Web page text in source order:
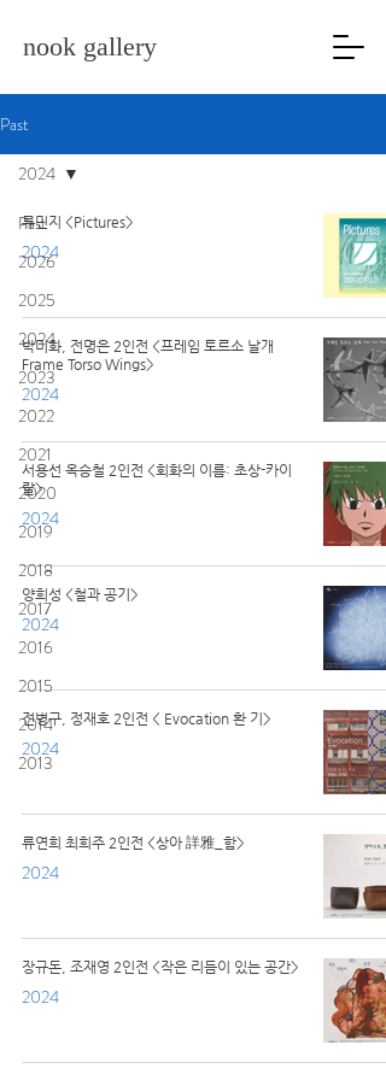
nook gallery
Past
Past
2026
2025
2024
2023
2022
2021
2020
2019
2018
2017
2016
2015
2014
2013
2024
류민지 <Pictures>
2024
박미화, 전명은 2인전 <프레임 토르소 날개
Frame Torso Wings>
2024
서용선 옥승철 2인전 <회화의 이름: 초상-카이
랄>
2024
양희성 <철과 공기>
2024
전병구, 정재호 2인전 < Evocation 환 기>
2024
류연희 최희주 2인전 <상아 詳雅_함>
2024
장규돈, 조재영 2인전 <작은 리듬이 있는 공간>
2024